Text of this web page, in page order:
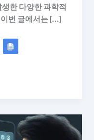
한 다양한 과학적
번 글에서는 […]